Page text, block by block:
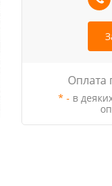
Оплата
* - в